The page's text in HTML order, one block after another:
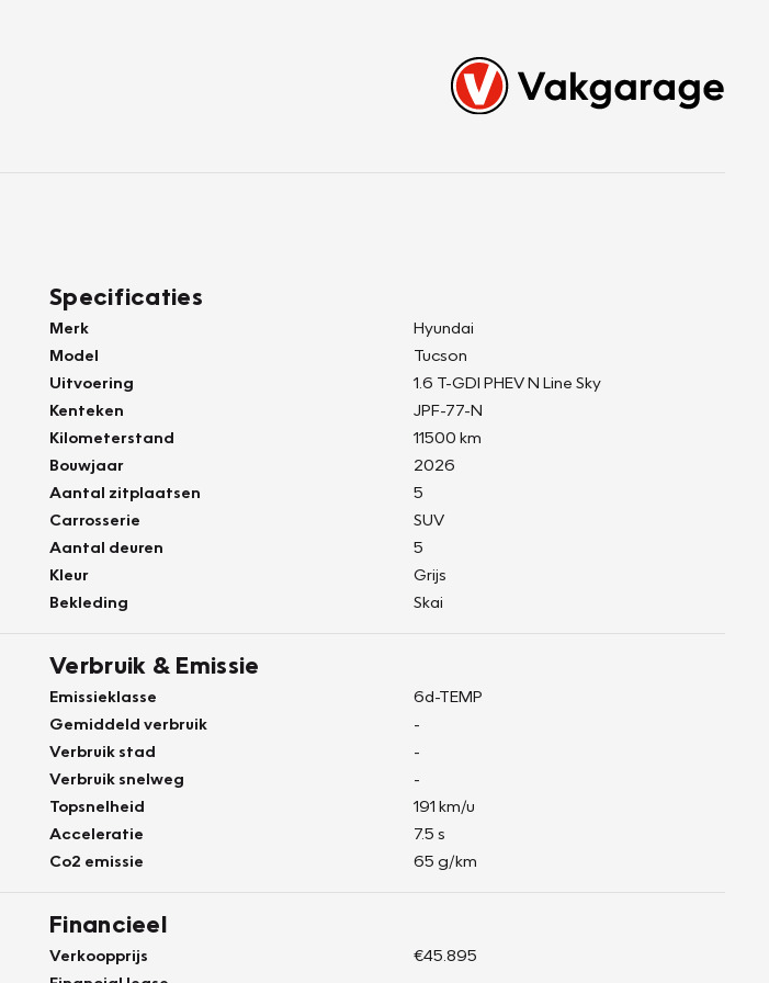
Specificaties
Merk
Hyundai
Model
Tucson
Uitvoering
1.6 T-GDI PHEV N Line Sky
Kenteken
JPF-77-N
Kilometerstand
11500 km
Bouwjaar
2026
Aantal zitplaatsen
5
Carrosserie
SUV
Aantal deuren
5
Kleur
Grijs
Bekleding
Skai
Verbruik & Emissie
Emissieklasse
6d-TEMP
Gemiddeld verbruik
-
Verbruik stad
-
Verbruik snelweg
-
Topsnelheid
191 km/u
Acceleratie
7.5 s
Co2 emissie
65 g/km
Financieel
Verkoopprijs
€45.895